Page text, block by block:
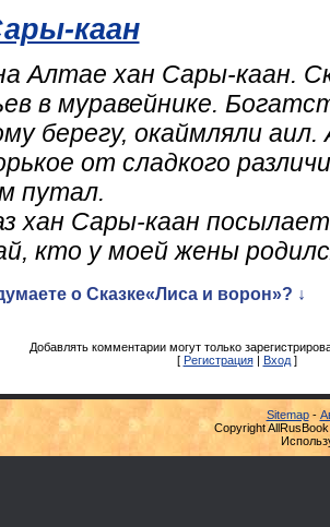
каан
Алтае хан Сары-каан.
в муравейнике.
берегу, окаймляли
от сладкого
путал.
хан Сары-каан посылает
кто у моей жены
о Сказке«Лиса и ворон»? ↓
Добавлять комментарии могут только
[ Регистрация| Вход]
Sitemap-
Copyright